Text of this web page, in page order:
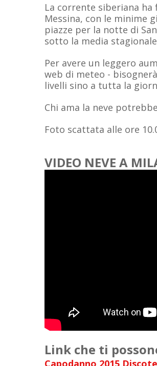
La corrente siberiana
Messina, con le minime
piazze per la notte di
sotto la media
Per avere un leggero
web di meteo -
livelli sino a tutta la
Chi ama la neve
Foto scattata alle ore
VIDEO NEVE A
Link che ti
Capodanno 2015